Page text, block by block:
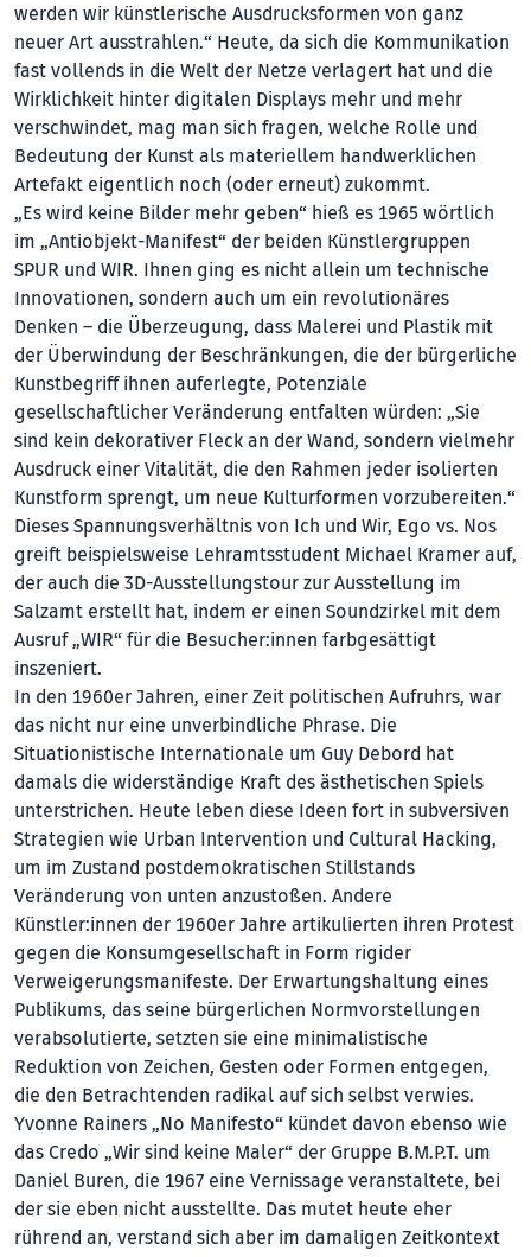
werden wir künstlerische Ausdrucksformen von ganz
neuer Art ausstrahlen.“ Heute, da sich die Kommunikation
fast vollends in die Welt der Netze verlagert hat und die
Wirklichkeit hinter digitalen Displays mehr und mehr
verschwindet, mag man sich fragen, welche Rolle und
Bedeutung der Kunst als materiellem handwerklichen
Artefakt eigentlich noch (oder erneut) zukommt.
„Es wird keine Bilder mehr geben“ hieß es 1965 wörtlich
im „Antiobjekt-Manifest“ der beiden Künstlergruppen
SPUR und WIR. Ihnen ging es nicht allein um technische
Innovationen, sondern auch um ein revolutionäres
Denken – die Überzeugung, dass Malerei und Plastik mit
der Überwindung der Beschränkungen, die der bürgerliche
Kunstbegriff ihnen auferlegte, Potenziale
gesellschaftlicher Veränderung entfalten würden: „Sie
sind kein dekorativer Fleck an der Wand, sondern vielmehr
Ausdruck einer Vitalität, die den Rahmen jeder isolierten
Kunstform sprengt, um neue Kulturformen vorzubereiten.“
Dieses Spannungsverhältnis von Ich und Wir, Ego vs. Nos
greift beispielsweise Lehramtsstudent Michael Kramer auf,
der auch die 3D-Ausstellungstour zur Ausstellung im
Salzamt erstellt hat, indem er einen Soundzirkel mit dem
Ausruf „WIR“ für die Besucher:innen farbgesättigt
inszeniert.
In den 1960er Jahren, einer Zeit politischen Aufruhrs, war
das nicht nur eine unverbindliche Phrase. Die
Situationistische Internationale um Guy Debord hat
damals die widerständige Kraft des ästhetischen Spiels
unterstrichen. Heute leben diese Ideen fort in subversiven
Strategien wie Urban Intervention und Cultural Hacking,
um im Zustand postdemokratischen Stillstands
Veränderung von unten anzustoßen. Andere
Künstler:innen der 1960er Jahre artikulierten ihren Protest
gegen die Konsumgesellschaft in Form rigider
Verweigerungsmanifeste. Der Erwartungshaltung eines
Publikums, das seine bürgerlichen Normvorstellungen
verabsolutierte, setzten sie eine minimalistische
Reduktion von Zeichen, Gesten oder Formen entgegen,
die den Betrachtenden radikal auf sich selbst verwies.
Yvonne Rainers „No Manifesto“ kündet davon ebenso wie
das Credo „Wir sind keine Maler“ der Gruppe B.M.P.T. um
Daniel Buren, die 1967 eine Vernissage veranstaltete, bei
der sie eben nicht ausstellte. Das mutet heute eher
rührend an, verstand sich aber im damaligen Zeitkontext